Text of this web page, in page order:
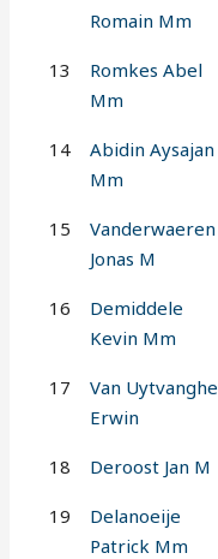
Romain Mm
13
Romkes Abel
Mm
14
Abidin Aysajan
Mm
15
Vanderwaeren
Jonas M
16
Demiddele
Kevin Mm
17
Van Uytvanghe
Erwin
18 Deroost Jan M
19
Delanoeije
Patrick Mm